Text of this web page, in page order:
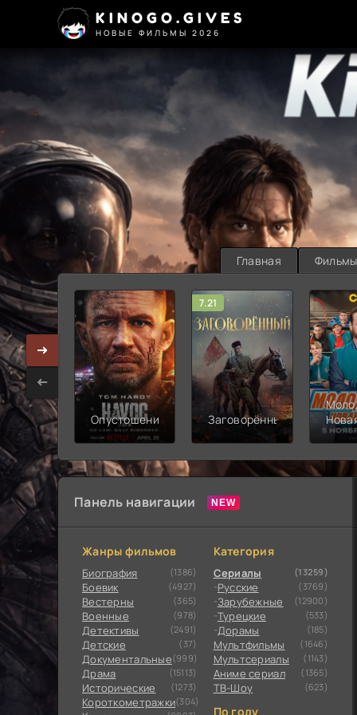
KINOGO.GIVES
НОВЫЕ ФИЛЬМЫ 2026
Главная Фильмы
Опустошение
7.21
Заговорённый
Панель навигации
Жанры фильмов
Биография (1386)
Боевик (4927)
Вестерны (365)
Военные (978)
Детективы (2491)
Детские (37)
Документальные(999)
Драма (15113)
Исторические (1273)
Короткометражки(304)
Категория
Сериалы (13259)
Русские (3769)
Зарубежные (12900)
Турецкие (533)
Дорамы (185)
Мультфильмы (1646)
Мультсериалы (1143)
Аниме сериал (1365)
ТВ-Шоу (623)
По году